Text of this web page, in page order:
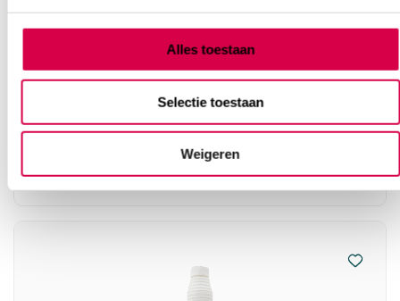
Alles toestaan
Selectie toestaan
Weigeren
RHEOSEPT HD universal handdesinfectie,
fles+pompje, 500ml (1)
8.70incl. BTW